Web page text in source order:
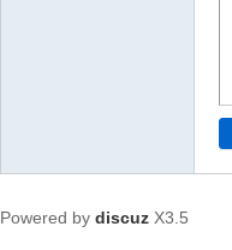
Powered by discuz X3.5